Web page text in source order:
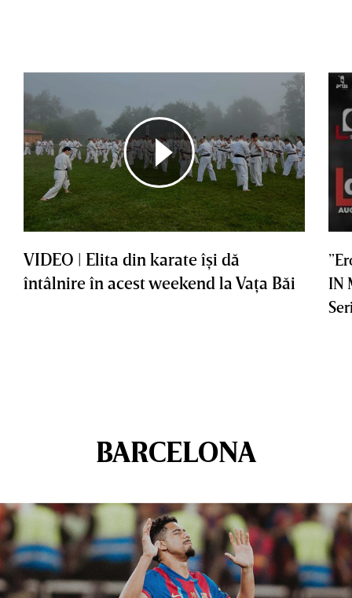
VIDEO | Elita din karate îşi dă
întâlnire în acest weekend la Vaţa Băi
IN
BARCELONA